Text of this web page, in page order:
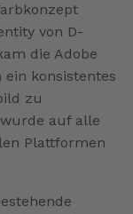
von D-
die Adobe
konsistentes
zu
auf alle
Plattformen